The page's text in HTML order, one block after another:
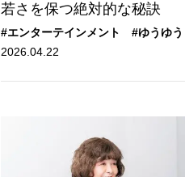
若さを保つ絶対的な秘訣
#エンターテインメント #ゆうゆう
2026.04.22